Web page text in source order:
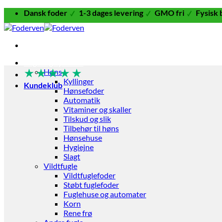
Fortsæt
til
indhold
Dansk foder 1-3 dages levering GMO fri Fysisk
Høns
Kyllinger
Hønsefoder
Automatik
Vitaminer og skaller
Tilskud og slik
Tilbehør til høns
Hønsehuse
Hygiejne
Slagt
Vildtfugle
Vildtfuglefoder
Støbt fuglefoder
Fuglehuse og automater
Korn
Rene frø
★★★★ ★
Kundeklub